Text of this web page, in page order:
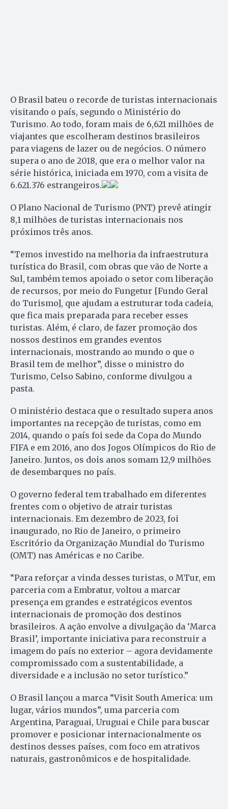
O Brasil bateu o recorde de turistas internacionais
visitando o país, segundo o Ministério do
Turismo. Ao todo, foram mais de 6,621 milhões de
viajantes que escolheram destinos brasileiros
para viagens de lazer ou de negócios. O número
supera o ano de 2018, que era o melhor valor na
série histórica, iniciada em 1970, com a visita de
6.621.376 estrangeiros.
O Plano Nacional de Turismo (PNT) prevê atingir
8,1 milhões de turistas internacionais nos
próximos três anos.
“Temos investido na melhoria da infraestrutura
turística do Brasil, com obras que vão de Norte a
Sul, também temos apoiado o setor com liberação
de recursos, por meio do Fungetur [Fundo Geral
do Turismo], que ajudam a estruturar toda cadeia,
que fica mais preparada para receber esses
turistas. Além, é claro, de fazer promoção dos
nossos destinos em grandes eventos
internacionais, mostrando ao mundo o que o
Brasil tem de melhor”, disse o ministro do
Turismo, Celso Sabino, conforme divulgou a
pasta.
O ministério destaca que o resultado supera anos
importantes na recepção de turistas, como em
2014, quando o país foi sede da Copa do Mundo
FIFA e em 2016, ano dos Jogos Olímpicos do Rio de
Janeiro. Juntos, os dois anos somam 12,9 milhões
de desembarques no país.
O governo federal tem trabalhado em diferentes
frentes com o objetivo de atrair turistas
internacionais. Em dezembro de 2023, foi
inaugurado, no Rio de Janeiro, o primeiro
Escritório da Organização Mundial do Turismo
(OMT) nas Américas e no Caribe.
“Para reforçar a vinda desses turistas, o MTur, em
parceria com a Embratur, voltou a marcar
presença em grandes e estratégicos eventos
internacionais de promoção dos destinos
brasileiros. A ação envolve a divulgação da ‘Marca
Brasil’, importante iniciativa para reconstruir a
imagem do país no exterior – agora devidamente
compromissado com a sustentabilidade, a
diversidade e a inclusão no setor turístico.”
O Brasil lançou a marca “Visit South America: um
lugar, vários mundos”, uma parceria com
Argentina, Paraguai, Uruguai e Chile para buscar
promover e posicionar internacionalmente os
destinos desses países, com foco em atrativos
naturais, gastronômicos e de hospitalidade.